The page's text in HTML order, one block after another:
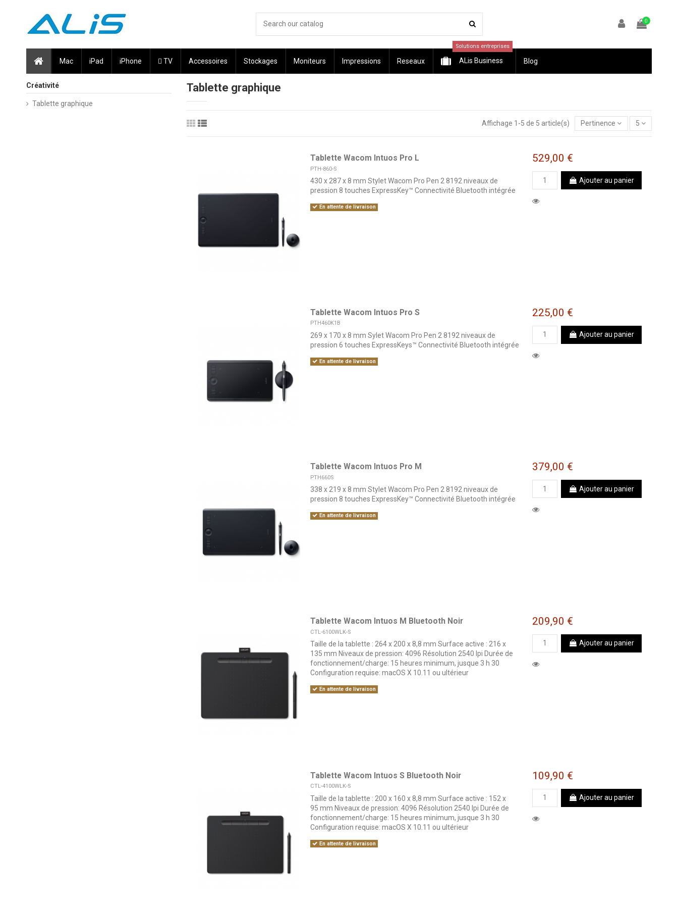
0
Mac iPad iPhone  TV Accessoires Stockages Moniteurs Impressions Reseaux ALis Business
Solutions entreprises
Blog
Tablette graphique
Affichage 1-5 de 5 article(s) Pertinence 5
Tablette Wacom Intuos Pro L
PTH-860-S
430 x 287 x 8 mm Stylet Wacom Pro Pen 2 8192 niveaux de
pression 8 touches ExpressKey™ Connectivité Bluetooth intégrée
En attente de livraison
529,00 €
Ajouter au panier
Tablette Wacom Intuos Pro S
PTH460K1B
269 x 170 x 8 mm Sylet Wacom Pro Pen 2 8192 niveaux de
pression 6 touches ExpressKeys™ Connectivité Bluetooth intégrée
En attente de livraison
225,00 €
Ajouter au panier
Tablette Wacom Intuos Pro M
PTH660S
338 x 219 x 8 mm Stylet Wacom Pro Pen 2 8192 niveaux de
pression 8 touches ExpressKey™ Connectivité Bluetooth intégrée
En attente de livraison
379,00 €
Ajouter au panier
Tablette Wacom Intuos M Bluetooth Noir
CTL-6100WLK-S
Taille de la tablette : 264 x 200 x 8,8 mm Surface active : 216 x
135 mm Niveaux de pression: 4096 Résolution 2540 lpi Durée de
fonctionnement/charge: 15 heures minimum, jusque 3 h 30
Configuration requise: macOS X 10.11 ou ultérieur
En attente de livraison
209,90 €
Ajouter au panier
Tablette Wacom Intuos S Bluetooth Noir
CTL-4100WLK-S
Taille de la tablette : 200 x 160 x 8,8 mm Surface active : 152 x
95 mm Niveaux de pression: 4096 Résolution 2540 lpi Durée de
fonctionnement/charge: 15 heures minimum, jusque 3 h 30
Configuration requise: macOS X 10.11 ou ultérieur
En attente de livraison
109,90 €
Ajouter au panier
Créativité
Tablette graphique